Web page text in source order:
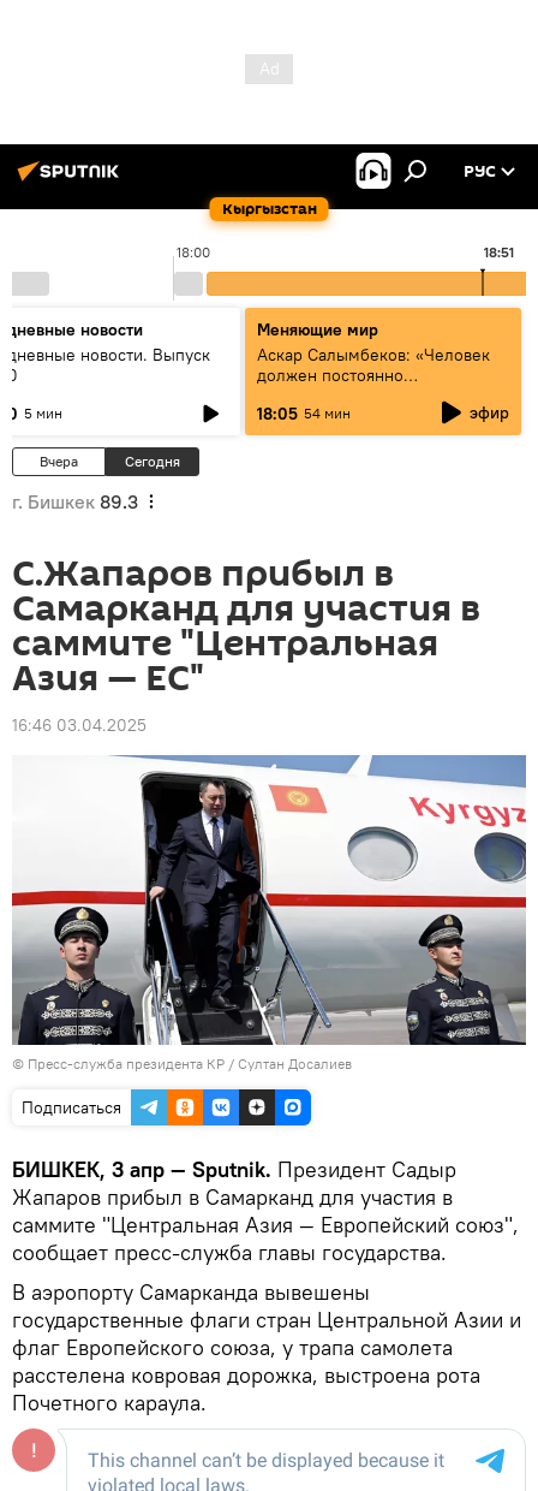
Кыргызстан
РУС
18:00 18:51
новости
новости. Выпуск
5 мин
Меняющие мир
Аскар Салымбеков: «Человек
должен постоянно
18:05 54 мин эфир
Вчера Сегодня
г. Бишкек 89.3
С.Жапаров прибыл в
Самарканд для участия в
саммите "Центральная
Азия — ЕС"
16:46 03.04.2025
© Пресс-служба президента КР / Султан Досалиев
Подписаться
БИШКЕК, 3 апр — Sputnik. Президент Садыр
Жапаров прибыл в Самарканд для участия в
саммите "Центральная Азия — Европейский союз",
сообщает пресс-служба главы государства.
В аэропорту Самарканда вывешены
государственные флаги стран Центральной Азии и
флаг Европейского союза, у трапа самолета
расстелена ковровая дорожка, выстроена рота
Почетного караула.